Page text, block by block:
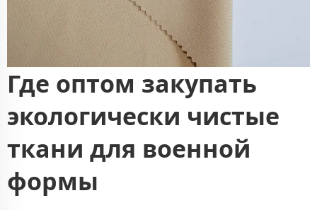
Где оптом закупать
экологически чистые
ткани для военной
формы